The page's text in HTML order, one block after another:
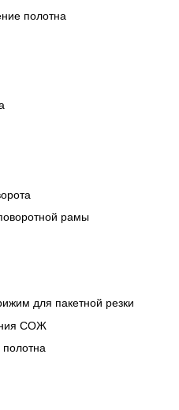
полотна
рамы
для пакетной резки
СОЖ